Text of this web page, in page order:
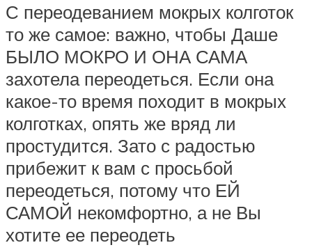
С переодеванием мокрых колготок
то же самое: важно, чтобы Даше
БЫЛО МОКРО И ОНА САМА
захотела переодеться. Если она
какое-то время походит в мокрых
колготках, опять же вряд ли
простудится. Зато с радостью
прибежит к вам с просьбой
переодеться, потому что ЕЙ
САМОЙ некомфортно, а не Вы
хотите ее переодеть